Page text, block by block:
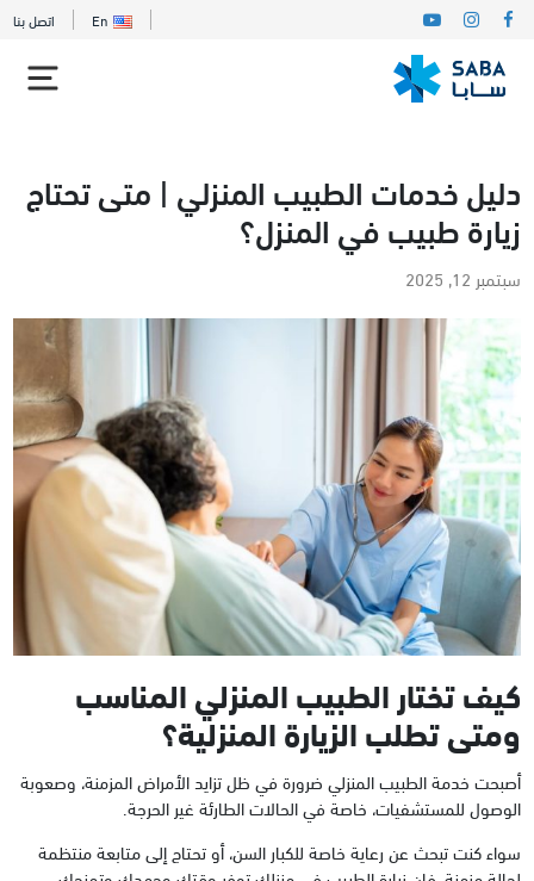
En اتصل بنا
دليل خدمات الطبيب المنزلي | متى تحتاج
زيارة طبيب في المنزل؟
سبتمبر 12, 2025
كيف تختار الطبيب المنزلي المناسب
ومتى تطلب الزيارة المنزلية؟
أصبحت خدمة الطبيب المنزلي ضرورة في ظل تزايد الأمراض المزمنة، وصعوبة
الوصول للمستشفيات، خاصة في الحالات الطارئة غير الحرجة.
سواء كنت تبحث عن رعاية خاصة للكبار السن، أو تحتاج إلى متابعة منتظمة